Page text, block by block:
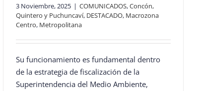
3 Noviembre, 2025 | COMUNICADOS,Concón,
Quintero y Puchuncaví, DESTACADO, Macrozona
Centro, Metropolitana
Su funcionamiento es fundamental dentro
de la estrategia de fiscalización de la
Superintendencia del Medio Ambiente,